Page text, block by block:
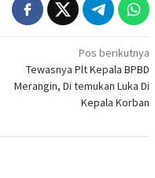
Pos berikutnya
Tewasnya Plt Kepala BPBD
Merangin, Di temukan Luka Di
Kepala Korban